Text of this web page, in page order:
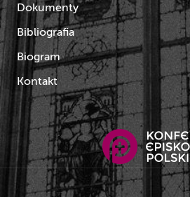
Dokumenty
Bibliografia
Biogram
Kontakt